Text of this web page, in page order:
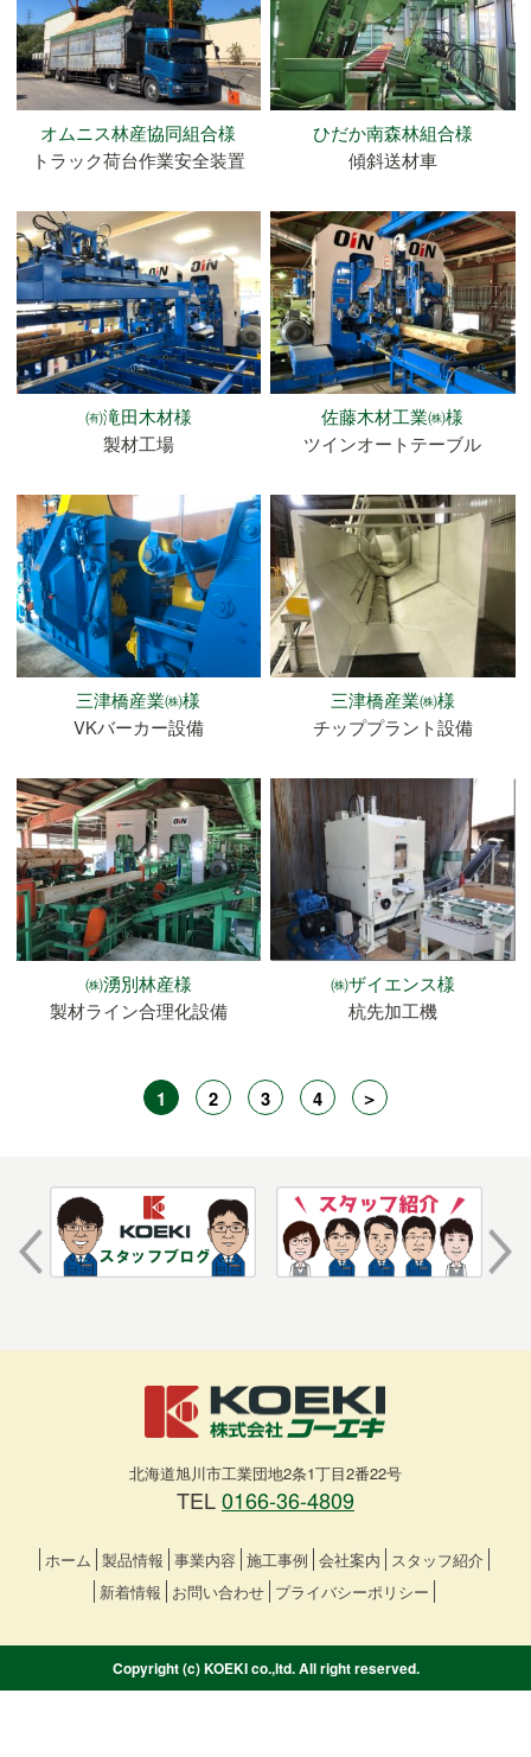
オムニス林産協同組合様
トラック荷台作業安全装置
ひだか南森林組合様
傾斜送材車
㈲滝田木材様
製材工場
佐藤木材工業㈱様
ツインオートテーブル
三津橋産業㈱様
VKバーカー設備
三津橋産業㈱様
チッププラント設備
㈱湧別林産様
製材ライン合理化設備
㈱ザイエンス様
杭先加工機
1 2 3 4
北海道旭川市工業団地2条1丁目2番22号
TEL0166-36-4809
ホーム 製品情報 事業内容 施工事例 会社案内 スタッフ紹介
新着情報 お問い合わせ プライバシーポリシー
Copyright (c) KOEKI co.,ltd. All right reserved.